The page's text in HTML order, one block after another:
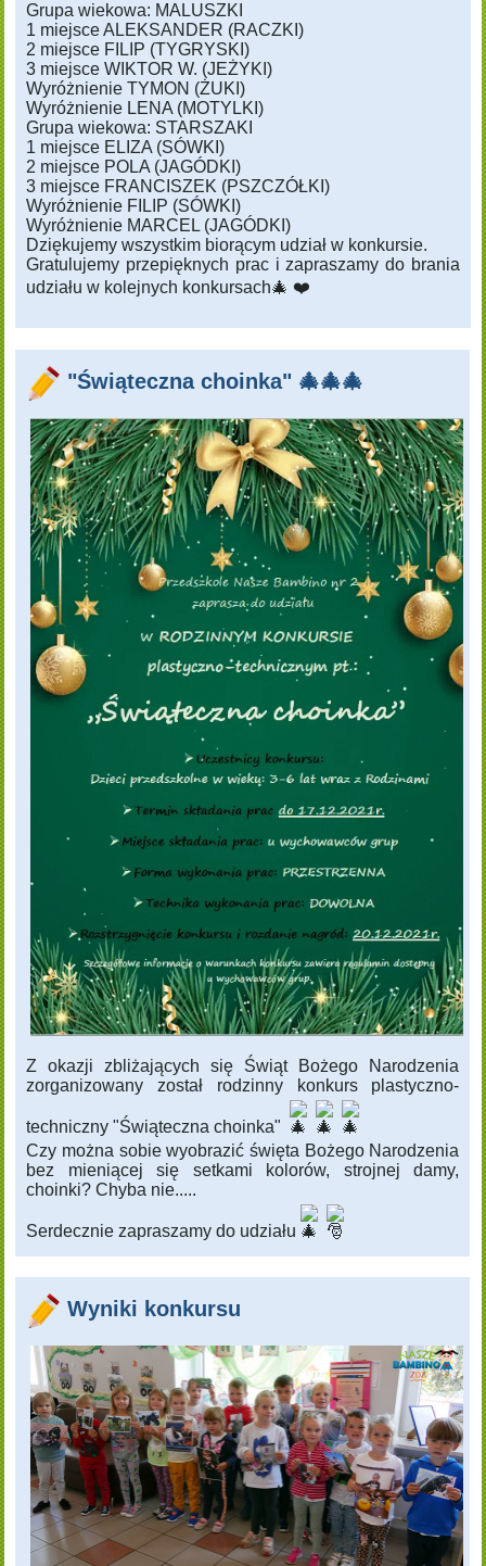
Grupa wiekowa: MALUSZKI
1 miejsce ALEKSANDER (RACZKI)
2 miejsce FILIP (TYGRYSKI)
3 miejsce WIKTOR W. (JEŻYKI)
Wyróżnienie TYMON (ŻUKI)
Wyróżnienie LENA (MOTYLKI)
Grupa wiekowa: STARSZAKI
1 miejsce ELIZA (SÓWKI)
2 miejsce POLA (JAGÓDKI)
3 miejsce FRANCISZEK (PSZCZÓŁKI)
Wyróżnienie FILIP (SÓWKI)
Wyróżnienie MARCEL (JAGÓDKI)
Dziękujemy wszystkim biorącym udział w konkursie.
Gratulujemy przepięknych prac i zapraszamy do brania
udziału w kolejnych konkursach🎄 ❤️
"Świąteczna choinka" 🎄🎄🎄
Z okazji zbliżających się Świąt Bożego Narodzenia
zorganizowany został rodzinny konkurs plastyczno-
techniczny "Świąteczna choinka"
Czy można sobie wyobrazić święta Bożego Narodzenia
bez mieniącej się setkami kolorów, strojnej damy,
choinki? Chyba nie.....
Serdecznie zapraszamy do udziału
Wyniki konkursu